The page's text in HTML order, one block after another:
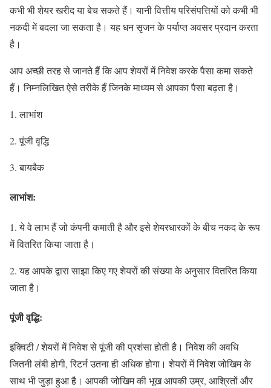
कभी भी शेयर खरीद या बेच सकते हैं। यानी वित्तीय परिसंपत्तियों को कभी भी
नकदी में बदला जा सकता है। यह धन सृजन के पर्याप्त अवसर प्रदान करता
है।
आप अच्छी तरह से जानते हैं कि आप शेयरों में निवेश करके पैसा कमा सकते
हैं। निम्नलिखित ऐसे तरीके हैं जिनके माध्यम से आपका पैसा बढ़ता है।
1. लाभांश
2. पूंजी वृद्धि
3. बायबैक
लाभांश:
1. ये वे लाभ हैं जो कंपनी कमाती है और इसे शेयरधारकों के बीच नकद के रूप
में वितरित किया जाता है।
2. यह आपके द्वारा साझा किए गए शेयरों की संख्या के अनुसार वितरित किया
जाता है।
पूंजी वृद्धि:
इक्विटी / शेयरों में निवेश से पूंजी की प्रशंसा होती है। निवेश की अवधि
जितनी लंबी होगी, रिटर्न उतना ही अधिक होगा। शेयरों में निवेश जोखिम के
साथ भी जुड़ा हुआ है। आपकी जोखिम की भूख आपकी उम्र, आश्रितों और